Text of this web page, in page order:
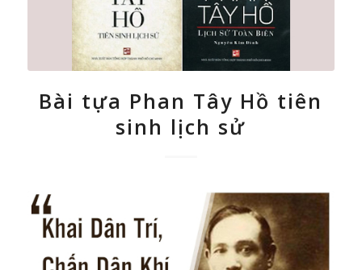
Bài tựa Phan Tây Hồ tiên
sinh lịch sử